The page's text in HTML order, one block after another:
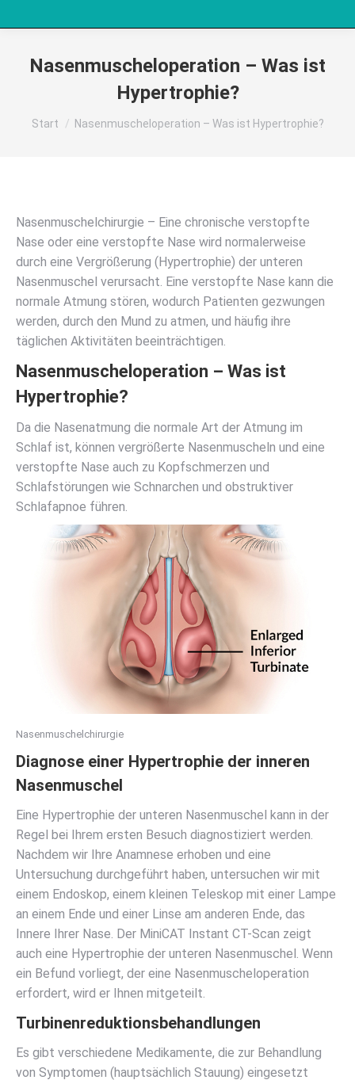
Nasenmuscheloperation – Was ist
Hypertrophie?
Sie befinden sich hier:
Start Nasenmuscheloperation – Was ist Hypertrophie?
Nasenmuschelchirurgie – Eine chronische verstopfte
Nase oder eine verstopfte Nase wird normalerweise
durch eine Vergrößerung (Hypertrophie) der unteren
Nasenmuschel verursacht. Eine verstopfte Nase kann die
normale Atmung stören, wodurch Patienten gezwungen
werden, durch den Mund zu atmen, und häufig ihre
täglichen Aktivitäten beeinträchtigen.
Nasenmuscheloperation – Was ist
Hypertrophie?
Da die Nasenatmung die normale Art der Atmung im
Schlaf ist, können vergrößerte Nasenmuscheln und eine
verstopfte Nase auch zu Kopfschmerzen und
Schlafstörungen wie Schnarchen und obstruktiver
Schlafapnoe führen.
Nasenmuschelchirurgie
Diagnose einer Hypertrophie der inneren
Nasenmuschel
Eine Hypertrophie der unteren Nasenmuschel kann in der
Regel bei Ihrem ersten Besuch diagnostiziert werden.
Nachdem wir Ihre Anamnese erhoben und eine
Untersuchung durchgeführt haben, untersuchen wir mit
einem Endoskop, einem kleinen Teleskop mit einer Lampe
an einem Ende und einer Linse am anderen Ende, das
Innere Ihrer Nase. Der MiniCAT Instant CT-Scan zeigt
auch eine Hypertrophie der unteren Nasenmuschel. Wenn
ein Befund vorliegt, der eine Nasenmuscheloperation
erfordert, wird er Ihnen mitgeteilt.
Turbinenreduktionsbehandlungen
Es gibt verschiedene Medikamente, die zur Behandlung
von Symptomen (hauptsächlich Stauung) eingesetzt